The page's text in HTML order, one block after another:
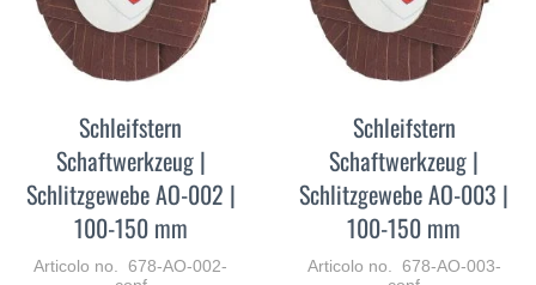
Schleifstern
Schaftwerkzeug |
Schlitzgewebe AO-002 |
100-150 mm
Articolo no. 678-AO-002-
Schleifstern
Schaftwerkzeug |
Schlitzgewebe AO-003 |
100-150 mm
Articolo no. 678-AO-003-